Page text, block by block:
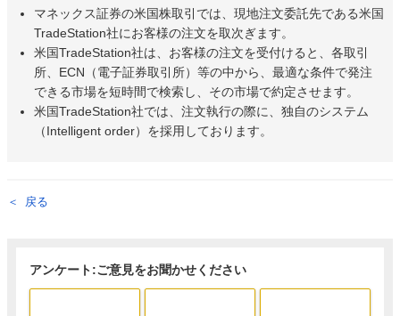
マネックス証券の米国株取引では、現地注文委託先である米国
TradeStation社にお客様の注文を取次ぎます。
米国TradeStation社は、お客様の注文を受付けると、各取引
所、ECN（電子証券取引所）等の中から、最適な条件で発注
できる市場を短時間で検索し、その市場で約定させます。
米国TradeStation社では、注文執行の際に、独自のシステム
（Intelligent order）を採用しております。
戻る
アンケート:ご意見をお聞かせください